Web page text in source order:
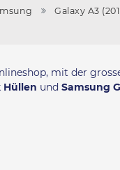
Galaxy A3
mit der
Hüllen und Samsung